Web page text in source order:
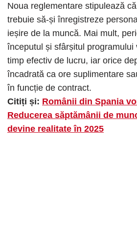
Noua reglementare stipulează
trebuie să-și înregistreze
ieșire de la muncă. Mai mult,
începutul și sfârșitul programului
timp efectiv de lucru, iar orice
încadrată ca ore suplimentare
în funcție de contract.
Citiți și: Românii din Spania
Reducerea săptămânii de
devine realitate în 2025